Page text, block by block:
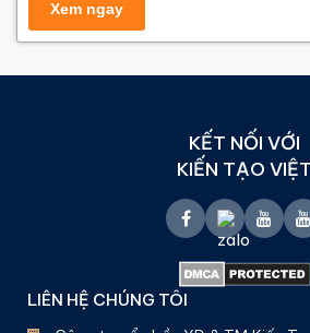
KẾT NỐI VỚI
KIẾN TẠO VIỆT
LIÊN HỆ CHÚNG TÔI